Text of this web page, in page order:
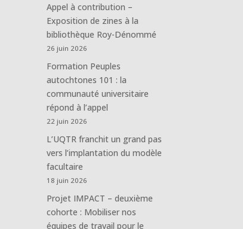
Appel à contribution –
Exposition de zines à la
bibliothèque Roy-Dénommé
26 juin 2026
Formation Peuples
autochtones 101 : la
communauté universitaire
répond à l’appel
22 juin 2026
L’UQTR franchit un grand pas
vers l’implantation du modèle
facultaire
18 juin 2026
Projet IMPACT – deuxième
cohorte : Mobiliser nos
équipes de travail pour le